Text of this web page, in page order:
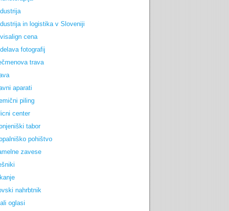
in logistika v Sloveniji
cena
fotografij
trava
aparati
piling
center
tabor
pohištvo
zavese
nahrbtnik
oglasi